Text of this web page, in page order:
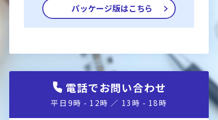
パッケージ版はこちら
電話でお問い合わせ
平日9時 - 12時 ／ 13時 - 18時